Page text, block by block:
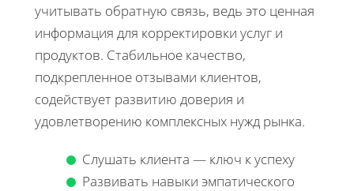
учитывать обратную связь, ведь это ценная
информация для корректировки услуг и
продуктов. Стабильное качество,
подкрепленное отзывами клиентов,
содействует развитию доверия и
удовлетворению комплексных нужд рынка.
Слушать клиента — ключ к успеху
Развивать навыки эмпатического